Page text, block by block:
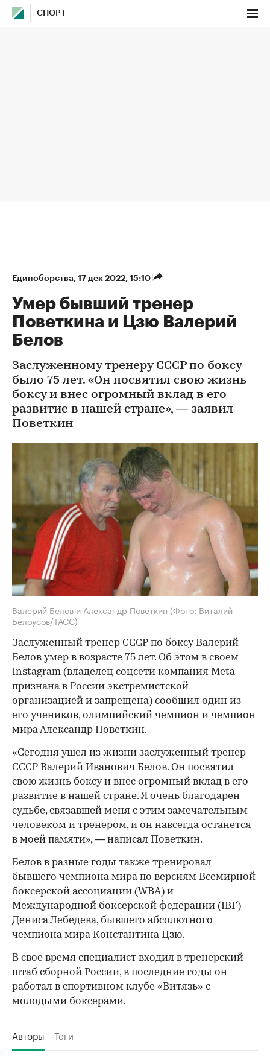
СПОРТ
Единоборства⁠, 17 дек 2022, 15:10
Умер бывший тренер
Поветкина и Цзю Валерий
Белов
Заслуженному тренеру СССР по боксу
было 75 лет. «Он посвятил свою жизнь
боксу и внес огромный вклад в его
развитие в нашей стране», — заявил
Поветкин
Валерий Белов и Александр Поветкин (Фото: Виталий
Белоусов/ТАСС)
Заслуженный тренер СССР по боксу Валерий
Белов умер в возрасте 75 лет. Об этом в своем
Instagram (владелец соцсети компания Metа
признана в России экстремистской
организацией и запрещена) сообщил один из
его учеников, олимпийский чемпион и чемпион
мира Александр Поветкин.
«Сегодня ушел из жизни заслуженный тренер
СССР Валерий Иванович Белов. Он посвятил
свою жизнь боксу и внес огромный вклад в его
развитие в нашей стране. Я очень благодарен
судьбе, связавшей меня с этим замечательным
человеком и тренером, и он навсегда останется
в моей памяти», — написал Поветкин.
Белов в разные годы также тренировал
бывшего чемпиона мира по версиям Всемирной
боксерской ассоциации (WBA) и
Международной боксерской федерации (IBF)
Дениса Лебедева, бывшего абсолютного
чемпиона мира Константина Цзю.
В свое время специалист входил в тренерский
штаб сборной России, в последние годы он
работал в спортивном клубе «Витязь» с
молодыми боксерами.
Авторы Теги